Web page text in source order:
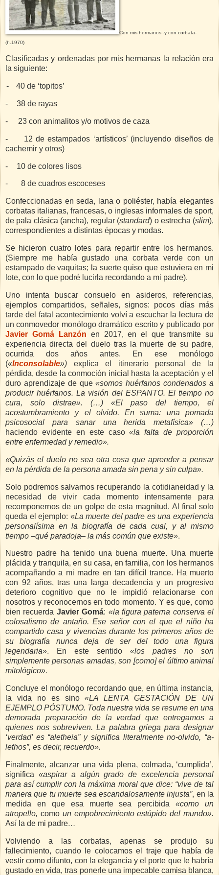
Con mis hermanos -y con corbata-
(h.1970)
Clasificadas y ordenadas por mis hermanas la relación era
la siguiente:
- 40 de ‘topitos’
- 38 de rayas
- 23 con animalitos y/o motivos de caza
-
12 de estampados ‘artísticos’ (incluyendo diseños de
cachemir y otros)
- 10 de colores lisos
- 8 de cuadros escoceses
Confeccionadas en seda, lana o poliéster, había elegantes
corbatas italianas, francesas, o inglesas informales de sport,
de pala clásica (ancha), regular (standard) o estrecha (slim),
correspondientes a distintas épocas y modas.
Se hicieron cuatro lotes para repartir entre los hermanos.
(Siempre me había gustado una corbata verde con un
estampado de vaquitas; la suerte quiso que estuviera en mi
lote, con lo que podré lucirla recordando a mi padre).
Uno intenta buscar consuelo en asideros, referencias,
ejemplos compartidos, señales, signos: pocos días más
tarde del fatal acontecimiento volví a escuchar la lectura de
un conmovedor monólogo dramático escrito y publicado por
Javier Gomá Lanzón en 2017, en el que transmite su
experiencia directa del duelo tras la muerte de su padre,
ocurrida dos años antes. En ese monólogo
(«Inconsolable») explica el itinerario personal de la
pérdida, desde la conmoción inicial hasta la aceptación y el
duro aprendizaje de que«somos huérfanos condenados a
producir huérfanos. La visión del ESPANTO. El tiempo no
cura, solo distrae». (…) «El paso del tiempo, el
acostumbramiento y el olvido. En suma: una pomada
psicosocial para sanar una herida metafísica» (…)
haciendo evidente en este caso«la falta de proporción
entre enfermedad y remedio».
«Quizás el duelo no sea otra cosa que aprender a pensar
en la pérdida de la persona amada sin pena y sin culpa».
Solo podremos salvarnos recuperando la cotidianeidad y la
necesidad de vivir cada momento intensamente para
recomponernos de un golpe de esta magnitud. Al final solo
queda el ejemplo: «La muerte del padre es una experiencia
personalísima en la biografía de cada cual, y al mismo
tiempo –qué paradoja– la más común que existe».
Nuestro padre ha tenido una buena muerte. Una muerte
plácida y tranquila, en su casa, en familia, con los hermanos
acompañando a mi madre en tan difícil trance. Ha muerto
con 92 años, tras una larga decadencia y un progresivo
deterioro cognitivo que no le impidió relacionarse con
nosotros y reconocernos en todo momento. Y es que, como
bien recuerda Javier Gomá: «la figura paterna conserva el
colosalismo de antaño. Ese señor con el que el niño ha
compartido casa y vivencias durante los primeros años de
su biografía nunca deja de ser del todo una figura
legendaria». En este sentido «los padres no son
simplemente personas amadas, son [como] el último animal
mitológico».
Concluye el monólogo recordando que, en última instancia,
la vida no es sino«LA LENTA GESTACIÓN DE UN
EJEMPLO PÓSTUMO. Toda nuestra vida se resume en una
demorada preparación de la verdad que entregamos a
quienes nos sobreviven. La palabra griega para designar
‘verdad’ es “aletheia” y significa literalmente no-olvido, “a-
lethos”, es decir, recuerdo».
Finalmente, alcanzar una vida plena, colmada, ‘cumplida’,
significa «aspirar a algún grado de excelencia personal
para así cumplir con la máxima moral que dice: “vive de tal
manera que tu muerte sea escandalosamente injusta”, en la
medida en que esa muerte sea percibida«como un
atropello, como un empobrecimiento estúpido del mundo».
Así la de mi padre…
Volviendo a las corbatas, apenas se produjo su
fallecimiento, cuando le colocamos el traje que había de
vestir como difunto, con la elegancia y el porte que le habría
gustado en vida, tras ponerle una impecable camisa blanca,